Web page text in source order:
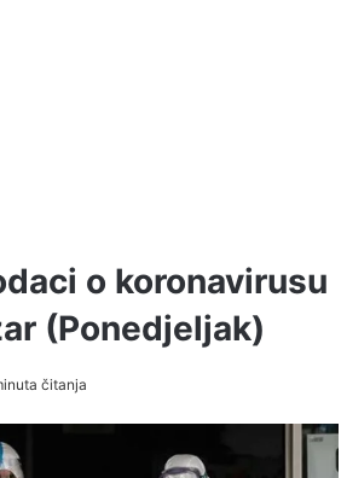
o koronavirusu
(Ponedjeljak)
čitanja